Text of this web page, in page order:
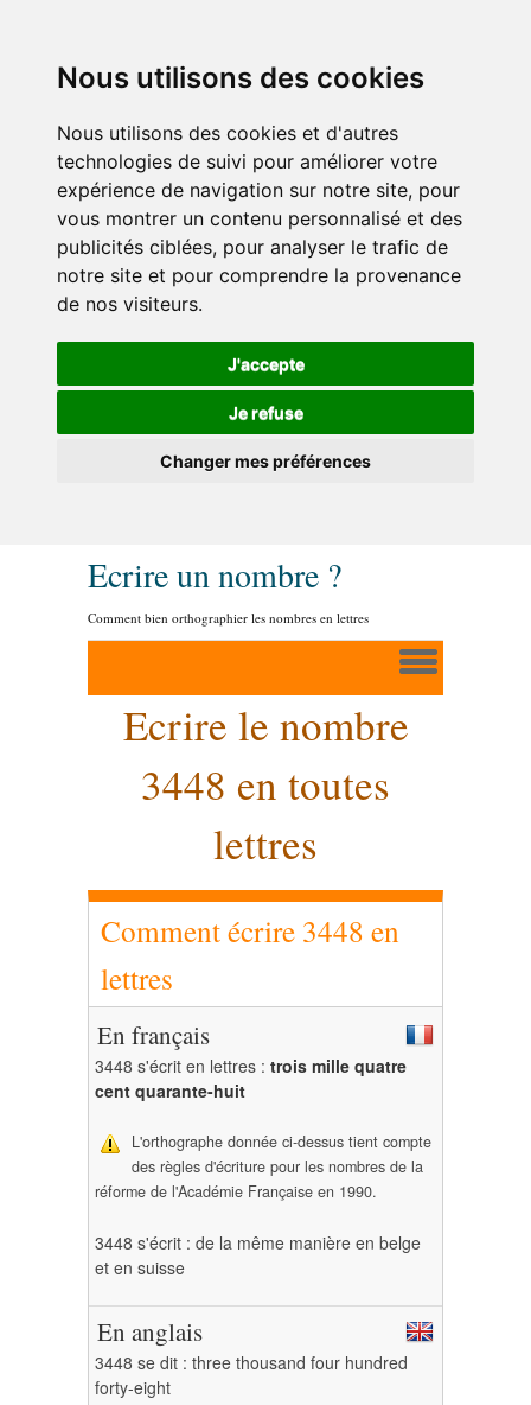
Nous utilisons des cookies
Nous utilisons des cookies et d'autres
technologies de suivi pour améliorer votre
expérience de navigation sur notre site, pour
vous montrer un contenu personnalisé et des
publicités ciblées, pour analyser le trafic de
notre site et pour comprendre la provenance
de nos visiteurs.
J'accepte
Je refuse
Changer mes préférences
Ecrire un nombre ?
Comment bien orthographier les nombres en lettres
Ecrire le nombre
3448 en toutes
lettres
Comment écrire 3448 en
lettres
En français
3448 s'écrit en lettres : trois mille quatre
cent quarante-huit
L'orthographe donnée ci-dessus tient compte
des règles d'écriture pour les nombres de la
réforme de l'Académie Française en 1990.
3448 s'écrit : de la même manière en belge
et en suisse
En anglais
3448 se dit : three thousand four hundred
forty-eight